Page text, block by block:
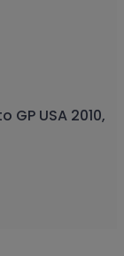
USA 2010,